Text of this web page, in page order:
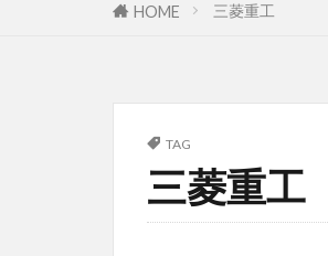
HOME 三菱重工
TAG
三菱重工